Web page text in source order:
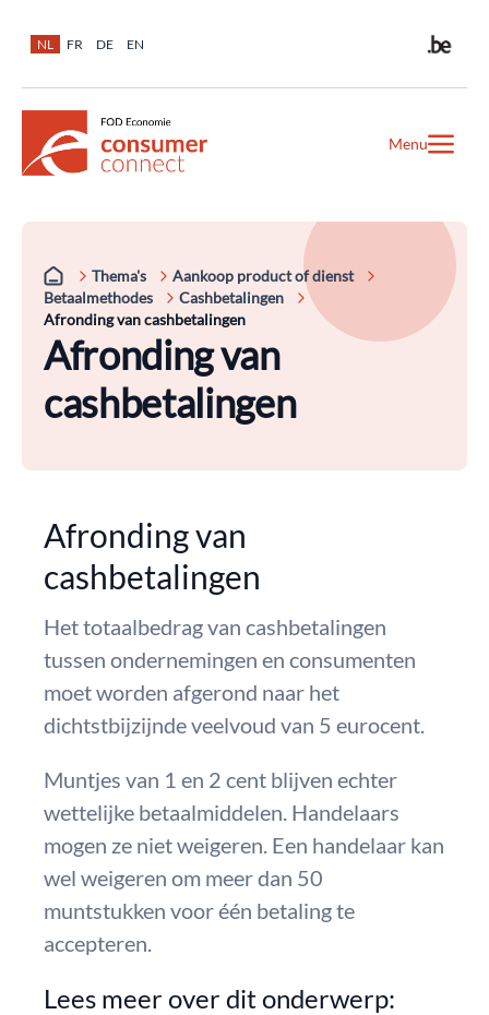
NL FR DE EN
Menu
Thema's
Aankoop product of dienst
Betaalmethodes
Cashbetalingen
Afronding van cashbetalingen
Afronding van
cashbetalingen
Afronding van
cashbetalingen
Het totaalbedrag van cashbetalingen
tussen ondernemingen en consumenten
moet worden afgerond naar het
dichtstbijzijnde veelvoud van 5 eurocent.
Muntjes van 1 en 2 cent blijven echter
wettelijke betaalmiddelen. Handelaars
mogen ze niet weigeren. Een handelaar kan
wel weigeren om meer dan 50
muntstukken voor één betaling te
accepteren.
Lees meer over dit onderwerp: